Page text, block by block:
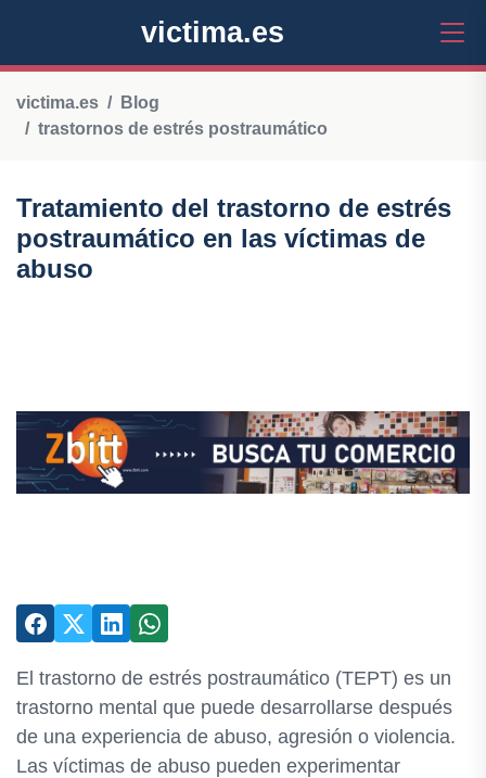
victima.es
victima.es
Blog
trastornos de estrés postraumático
Tratamiento del trastorno de estrés
postraumático en las víctimas de
abuso
El trastorno de estrés postraumático (TEPT) es un
trastorno mental que puede desarrollarse después
de una experiencia de abuso, agresión o violencia.
Las víctimas de abuso pueden experimentar